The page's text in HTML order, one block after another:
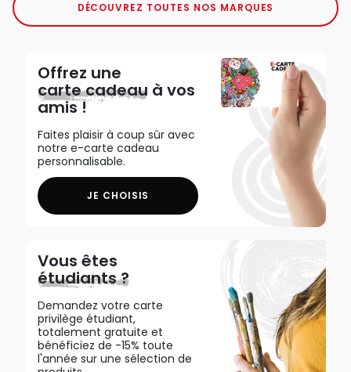
DÉCOUVREZ TOUTES NOS MARQUES
Offrez une
carte cadeau à vos
amis !
Faites plaisir à coup sûr avec
notre e-carte cadeau
personnalisable.
JE CHOISIS
Vous êtes
étudiants ?
Demandez votre carte
privilège étudiant,
totalement gratuite et
bénéficiez de -15% toute
l'année sur une sélection de